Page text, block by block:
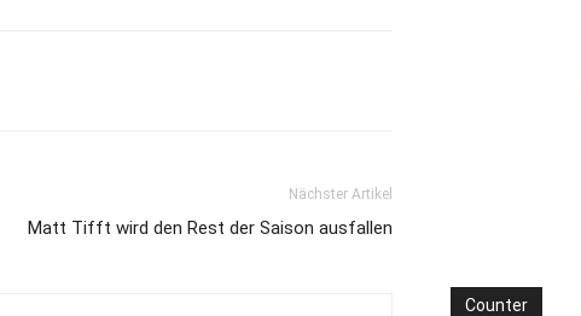
Nächster Artikel
Matt Tifft wird den Rest der Saison ausfallen
Counter